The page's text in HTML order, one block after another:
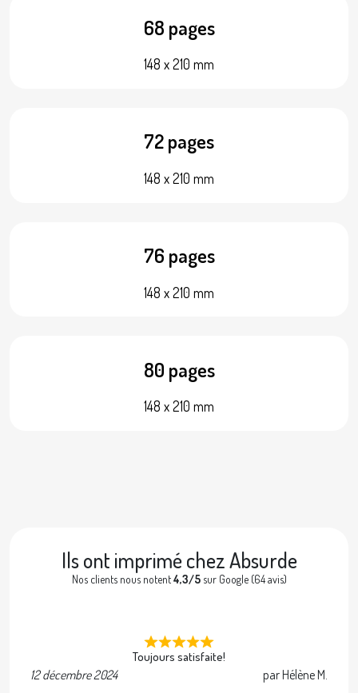
68 pages
148 x 210 mm
72 pages
148 x 210 mm
76 pages
148 x 210 mm
80 pages
148 x 210 mm
Ils ont imprimé chez Absurde
Nos clients nous notent4,3/5sur Google (64 avis)
Toujours satisfaite!
12 décembre 2024
par Hélène M.